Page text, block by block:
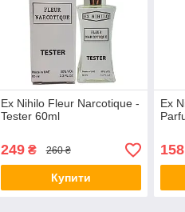
Ex Nihilo Fleur Narcotique -
Tester 60ml
249₴ 260 ₴
Купити
Ex